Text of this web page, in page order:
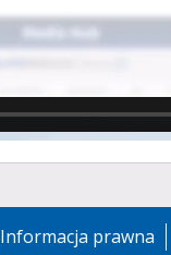
Informacja prawna